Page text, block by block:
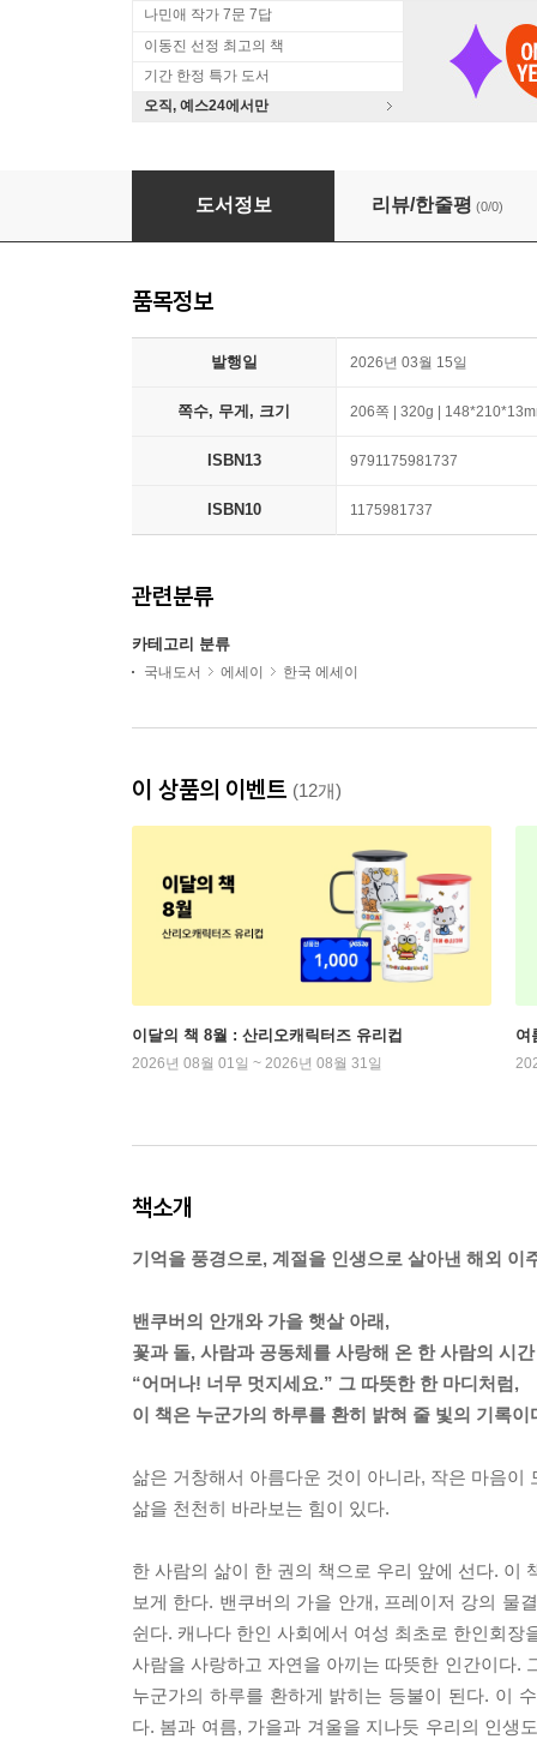
나민애 작가 7문 7답
이동진 선정 최고의 책
기간 한정 특가 도서
오직, 예스24에서만
어머나! 너무 멋지세요
도서정보 리뷰/한줄평 (0/0)
품목정보
발행일 2026년 03월 15일
쪽수, 무게, 크기 206쪽 | 320g |
ISBN13 9791175981737
ISBN10 1175981737
관련분류
카테고리 분류
국내도서 에세이 한국 에세이
이 상품의 이벤트 (12개)
이달의 책 8월 : 산리오캐릭터즈 유리컵
2026년 08월 01일 ~ 2026년 08월 31일
여
책소개
기억을 풍경으로, 계절을 인생으로 살아낸 해외 이
밴쿠버의 안개와 가을 햇살 아래,
꽃과 돌, 사람과 공동체를 사랑해 온 한 사람의 시간
“어머나! 너무 멋지세요.” 그 따뜻한 한 마디처럼,
이 책은 누군가의 하루를 환히 밝혀 줄 빛의 기록이
삶은 거창해서 아름다운 것이 아니라, 작은 마음
삶을 천천히 바라보는 힘이 있다.
한 사람의 삶이 한 권의 책으로 우리 앞에 선다. 이
보게 한다. 밴쿠버의 가을 안개, 프레이저 강의 물
쉰다. 캐나다 한인 사회에서 여성 최초로 한인회
사람을 사랑하고 자연을 아끼는 따뜻한 인간이다.
누군가의 하루를 환하게 밝히는 등불이 된다. 이
다. 봄과 여름, 가을과 겨울을 지나듯 우리의 인생